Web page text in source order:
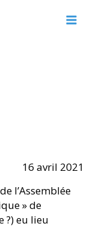
16 avril 2021
l’Assemblée
» de
?) eu lieu